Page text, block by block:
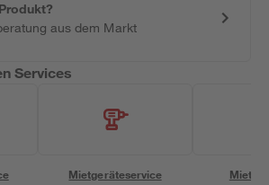
aus dem Markt
Services
Mietgeräteservice